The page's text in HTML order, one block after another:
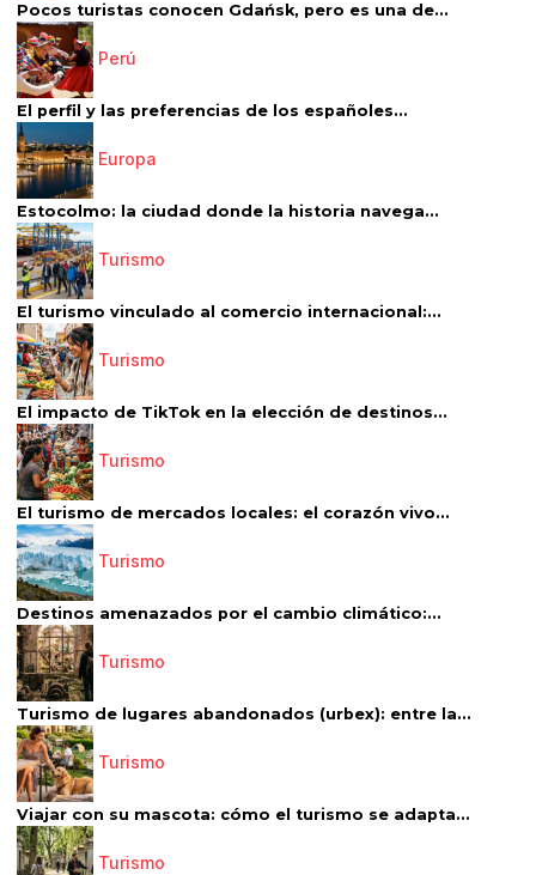
Pocos turistas conocen Gdańsk, pero es una de...
Perú
El perfil y las preferencias de los españoles...
Europa
Estocolmo: la ciudad donde la historia navega...
Turismo
El turismo vinculado al comercio internacional:...
Turismo
El impacto de TikTok en la elección de destinos...
Turismo
El turismo de mercados locales: el corazón vivo...
Turismo
Destinos amenazados por el cambio climático:...
Turismo
Turismo de lugares abandonados (urbex): entre la...
Turismo
Viajar con su mascota: cómo el turismo se adapta...
Turismo